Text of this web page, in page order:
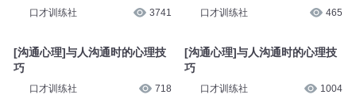
口才训练社 3741
[沟通心理]与人沟通时的心理技
巧
口才训练社 718
口才训练社 465
[沟通心理]与人沟通时的心理技
巧
口才训练社 1004